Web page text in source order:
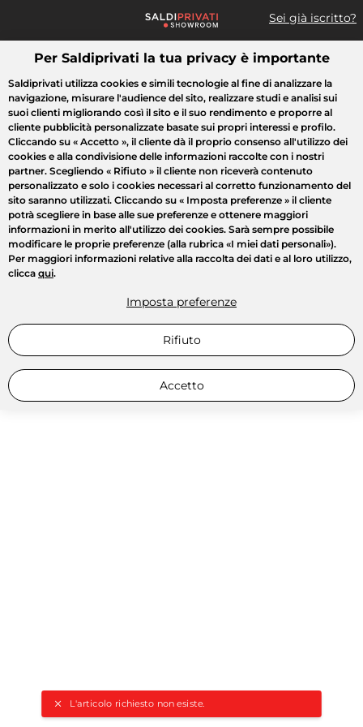
Sei già iscritto?
Cosa cerchi?
L'articolo richiesto non esiste.
Tutte le vendite Moda Casa Bellezza Elettrodomestici
Per Saldiprivati la tua privacy è importante
Saldiprivati utilizza cookies e simili tecnologie al fine di analizzare la
navigazione, misurare l'audience del sito, realizzare studi e analisi sui
suoi clienti migliorando così il sito e il suo rendimento e proporre al
cliente pubblicità personalizzate basate sui propri interessi e profilo.
Cliccando su « Accetto », il cliente dà il proprio consenso all'utilizzo dei
cookies e alla condivisione delle informazioni raccolte con i nostri
partner. Scegliendo « Rifiuto » il cliente non riceverà contenuto
personalizzato e solo i cookies necessari al corretto funzionamento del
sito saranno utilizzati. Cliccando su « Imposta preferenze » il cliente
potrà scegliere in base alle sue preferenze e ottenere maggiori
informazioni in merito all'utilizzo dei cookies. Sarà sempre possibile
modificare le proprie preferenze (alla rubrica «I miei dati personali»).
Per maggiori informazioni relative alla raccolta dei dati e al loro utilizzo,
clicca qui.
Imposta preferenze
Rifiuto
Accetto